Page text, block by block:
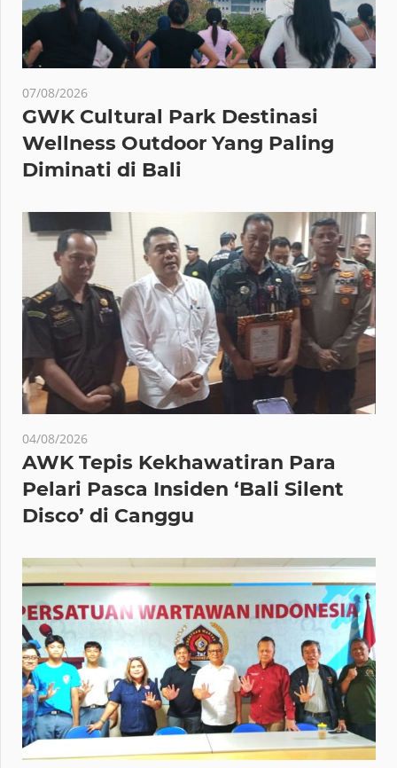
07/08/2026
GWK Cultural Park Destinasi
Wellness Outdoor Yang Paling
Diminati di Bali
04/08/2026
AWK Tepis Kekhawatiran Para
Pelari Pasca Insiden ‘Bali Silent
Disco’ di Canggu